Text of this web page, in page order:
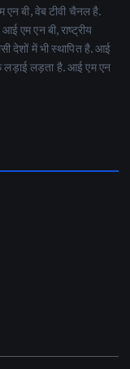
एन बी, वेब टीवी चैनल है.
एम एन बी, राष्ट्रीय
देशों में भी स्थापित है. आई
लड़ाई लड़ता है. आई एम एन